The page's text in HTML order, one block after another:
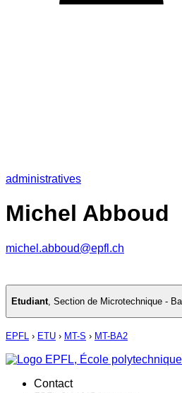
administratives
Michel Abboud
michel.abboud@epfl.ch
Etudiant, Section de Microtechnique -
EPFL › ETU › MT-S › MT-BA2
Contact